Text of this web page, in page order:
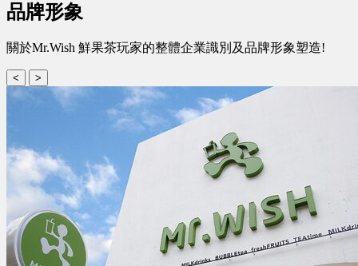
品牌形象
關於Mr.Wish 鮮果茶玩家的整體企業識別及品牌形象塑造!
< >